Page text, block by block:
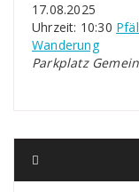
17.08.2025
Uhrzeit: 10:30
Wanderung
Parkplatz